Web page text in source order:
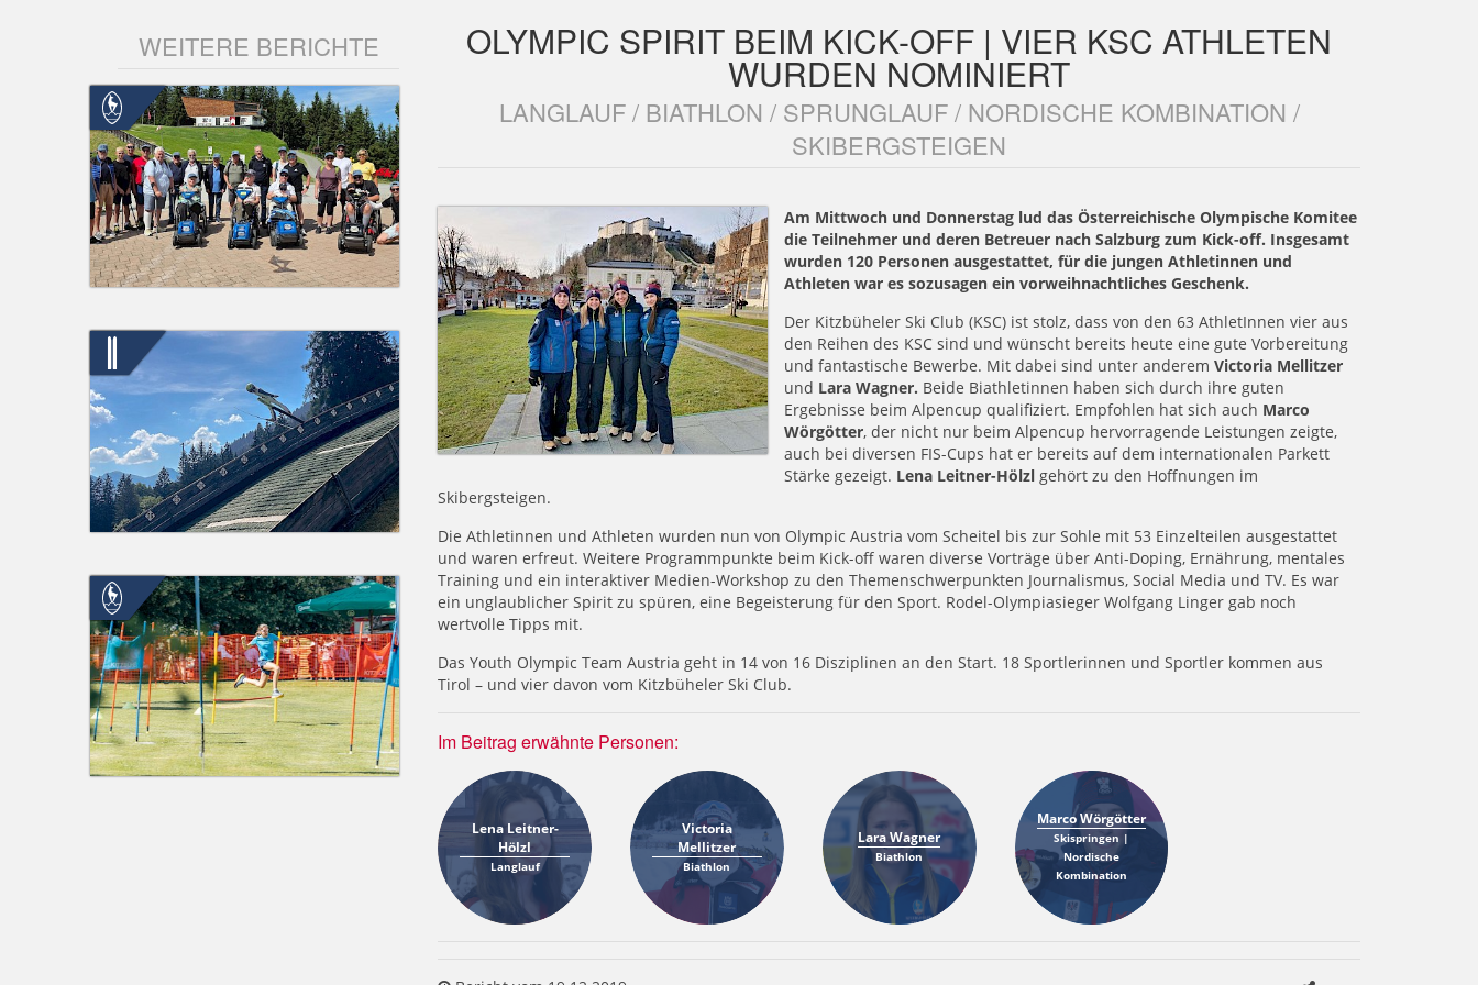
OLYMPIC SPIRIT BEIM KICK-OFF | VIER KSC ATHLETEN
WURDEN NOMINIERT
LANGLAUF / BIATHLON / SPRUNGLAUF / NORDISCHE KOMBINATION /
SKIBERGSTEIGEN
Am Mittwoch und Donnerstag lud das Österreichische Olympische Komitee
die Teilnehmer und deren Betreuer nach Salzburg zum Kick-off. Insgesamt
wurden 120 Personen ausgestattet, für die jungen Athletinnen und
Athleten war es sozusagen ein vorweihnachtliches Geschenk.
Der Kitzbüheler Ski Club (KSC) ist stolz, dass von den 63 AthletInnen vier aus
den Reihen des KSC sind und wünscht bereits heute eine gute Vorbereitung
und fantastische Bewerbe. Mit dabei sind unter anderemVictoria Mellitzer
und Lara Wagner. Beide Biathletinnen haben sich durch ihre guten
Ergebnisse beim Alpencup qualifiziert. Empfohlen hat sich auch Marco
Wörgötter, der nicht nur beim Alpencup hervorragende Leistungen zeigte,
auch bei diversen FIS-Cups hat er bereits auf dem internationalen Parkett
Stärke gezeigt. Lena Leitner-Hölzl gehört zu den Hoffnungen im
Skibergsteigen.
Die Athletinnen und Athleten wurden nun von Olympic Austria vom Scheitel bis zur Sohle mit 53 Einzelteilen ausgestattet
und waren erfreut. Weitere Programmpunkte beim Kick-off waren diverse Vorträge über Anti-Doping, Ernährung, mentales
Training und ein interaktiver Medien-Workshop zu den Themenschwerpunkten Journalismus, Social Media und TV. Es war
ein unglaublicher Spirit zu spüren, eine Begeisterung für den Sport. Rodel-Olympiasieger Wolfgang Linger gab noch
wertvolle Tipps mit.
Das Youth Olympic Team Austria geht in 14 von 16 Disziplinen an den Start. 18 Sportlerinnen und Sportler kommen aus
Tirol – und vier davon vom Kitzbüheler Ski Club.
Im Beitrag erwähnte Personen:
Lena Leitner-
Hölzl
Langlauf
Victoria
Mellitzer
Biathlon
Lara Wagner
Biathlon
Marco Wörgötter
Skispringen |
Nordische
Kombination
WEITERE BERICHTE